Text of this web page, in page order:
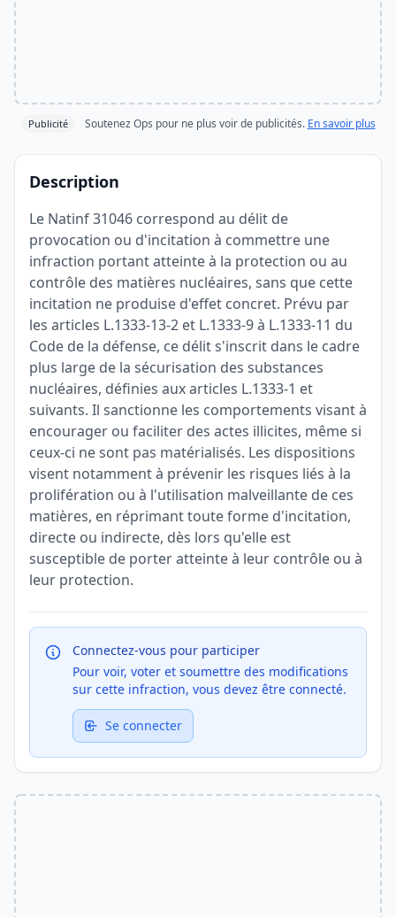
Publicité Soutenez Ops pour ne plus voir de publicités. En savoir plus
Description
Le Natinf 31046 correspond au délit de
provocation ou d'incitation à commettre une
infraction portant atteinte à la protection ou au
contrôle des matières nucléaires, sans que cette
incitation ne produise d'effet concret. Prévu par
les articles L.1333-13-2 et L.1333-9 à L.1333-11 du
Code de la défense, ce délit s'inscrit dans le cadre
plus large de la sécurisation des substances
nucléaires, définies aux articles L.1333-1 et
suivants. Il sanctionne les comportements visant à
encourager ou faciliter des actes illicites, même si
ceux-ci ne sont pas matérialisés. Les dispositions
visent notamment à prévenir les risques liés à la
prolifération ou à l'utilisation malveillante de ces
matières, en réprimant toute forme d'incitation,
directe ou indirecte, dès lors qu'elle est
susceptible de porter atteinte à leur contrôle ou à
leur protection.
Connectez-vous pour participer
Pour voir, voter et soumettre des modifications
sur cette infraction, vous devez être connecté.
Se connecter